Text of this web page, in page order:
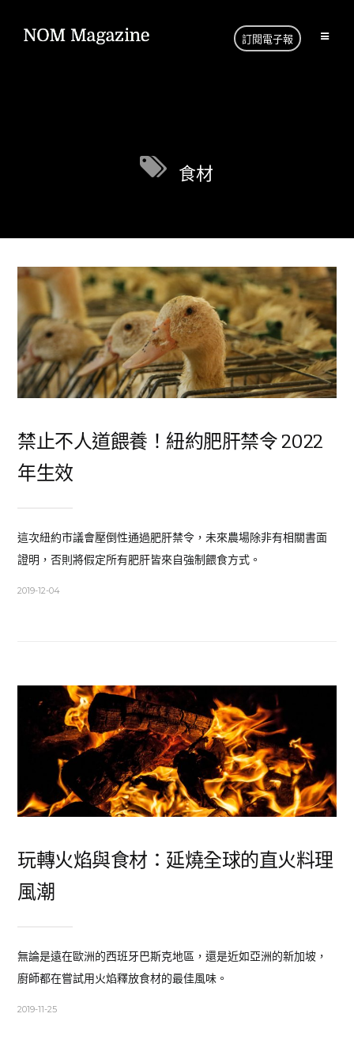
訂閱電子報
食材
禁止不人道餵養！紐約肥肝禁令 2022
年生效
這次紐約市議會壓倒性通過肥肝禁令，未來農場除非有相關書面
證明，否則將假定所有肥肝皆來自強制餵食方式。
2019-12-04
玩轉火焰與食材：延燒全球的直火料理
風潮
無論是遠在歐洲的西班牙巴斯克地區，還是近如亞洲的新加坡，
廚師都在嘗試用火焰釋放食材的最佳風味。
2019-11-25